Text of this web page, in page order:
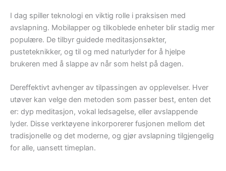
I dag spiller teknologi en viktig rolle i praksisen med
avslapning. Mobilapper og tilkoblede enheter blir stadig mer
populære. De tilbyr guidede meditasjonsøkter,
pusteteknikker, og til og med naturlyder for å hjelpe
brukeren med å slappe av når som helst på dagen.
Dereffektivt avhenger av tilpassingen av opplevelser. Hver
utøver kan velge den metoden som passer best, enten det
er: dyp meditasjon, vokal ledsagelse, eller avslappende
lyder. Disse verktøyene inkorporerer fusjonen mellom det
tradisjonelle og det moderne, og gjør avslapning tilgjengelig
for alle, uansett timeplan.